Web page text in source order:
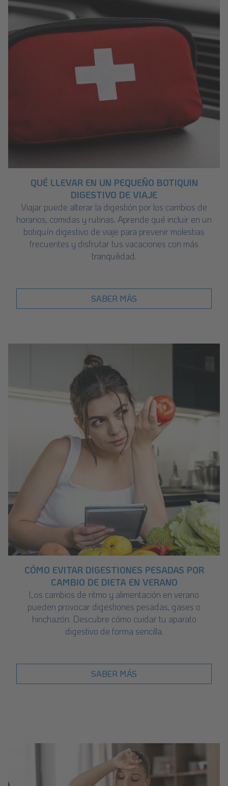
QUÉ LLEVAR EN UN PEQUEÑO BOTIQUIN
DIGESTIVO DE VIAJE
Viajar puede alterar la digestión por los cambios de
horarios, comidas y rutinas. Aprende qué incluir en un
botiquín digestivo de viaje para prevenir molestias
frecuentes y disfrutar tus vacaciones con más
tranquilidad.
SABER MÁS
CÓMO EVITAR DIGESTIONES PESADAS POR
CAMBIO DE DIETA EN VERANO
Los cambios de ritmo y alimentación en verano
pueden provocar digestiones pesadas, gases o
hinchazón. Descubre cómo cuidar tu aparato
digestivo de forma sencilla.
SABER MÁS